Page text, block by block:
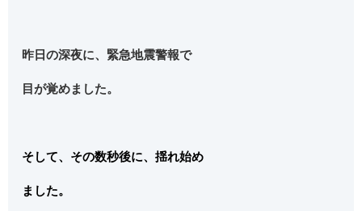
昨日の深夜に、緊急地震警報で
目が覚めました。
そして、その数秒後に、揺れ始め
ました。